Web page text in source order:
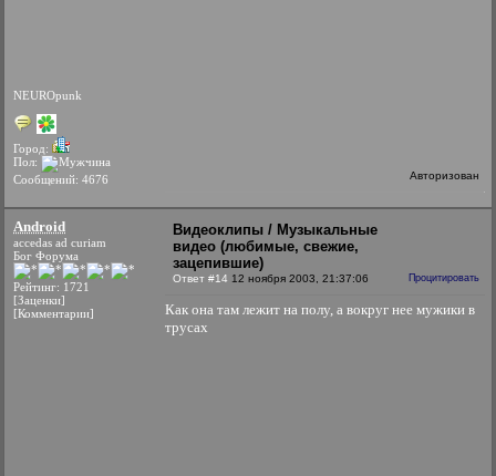
NEUROpunk
Город:
Пол:
Сообщений: 4676
Авторизован
Android
accedas ad curiam
Бог Форума
Рейтинг: 1721
[Заценки]
[Комментарии]
Видеоклипы / Музыкальные
видео (любимые, свежие,
зацепившие)
Ответ #14 12 ноября 2003, 21:37:06 Процитировать
Как она там лежит на полу, а вокруг нее мужики в
трусах